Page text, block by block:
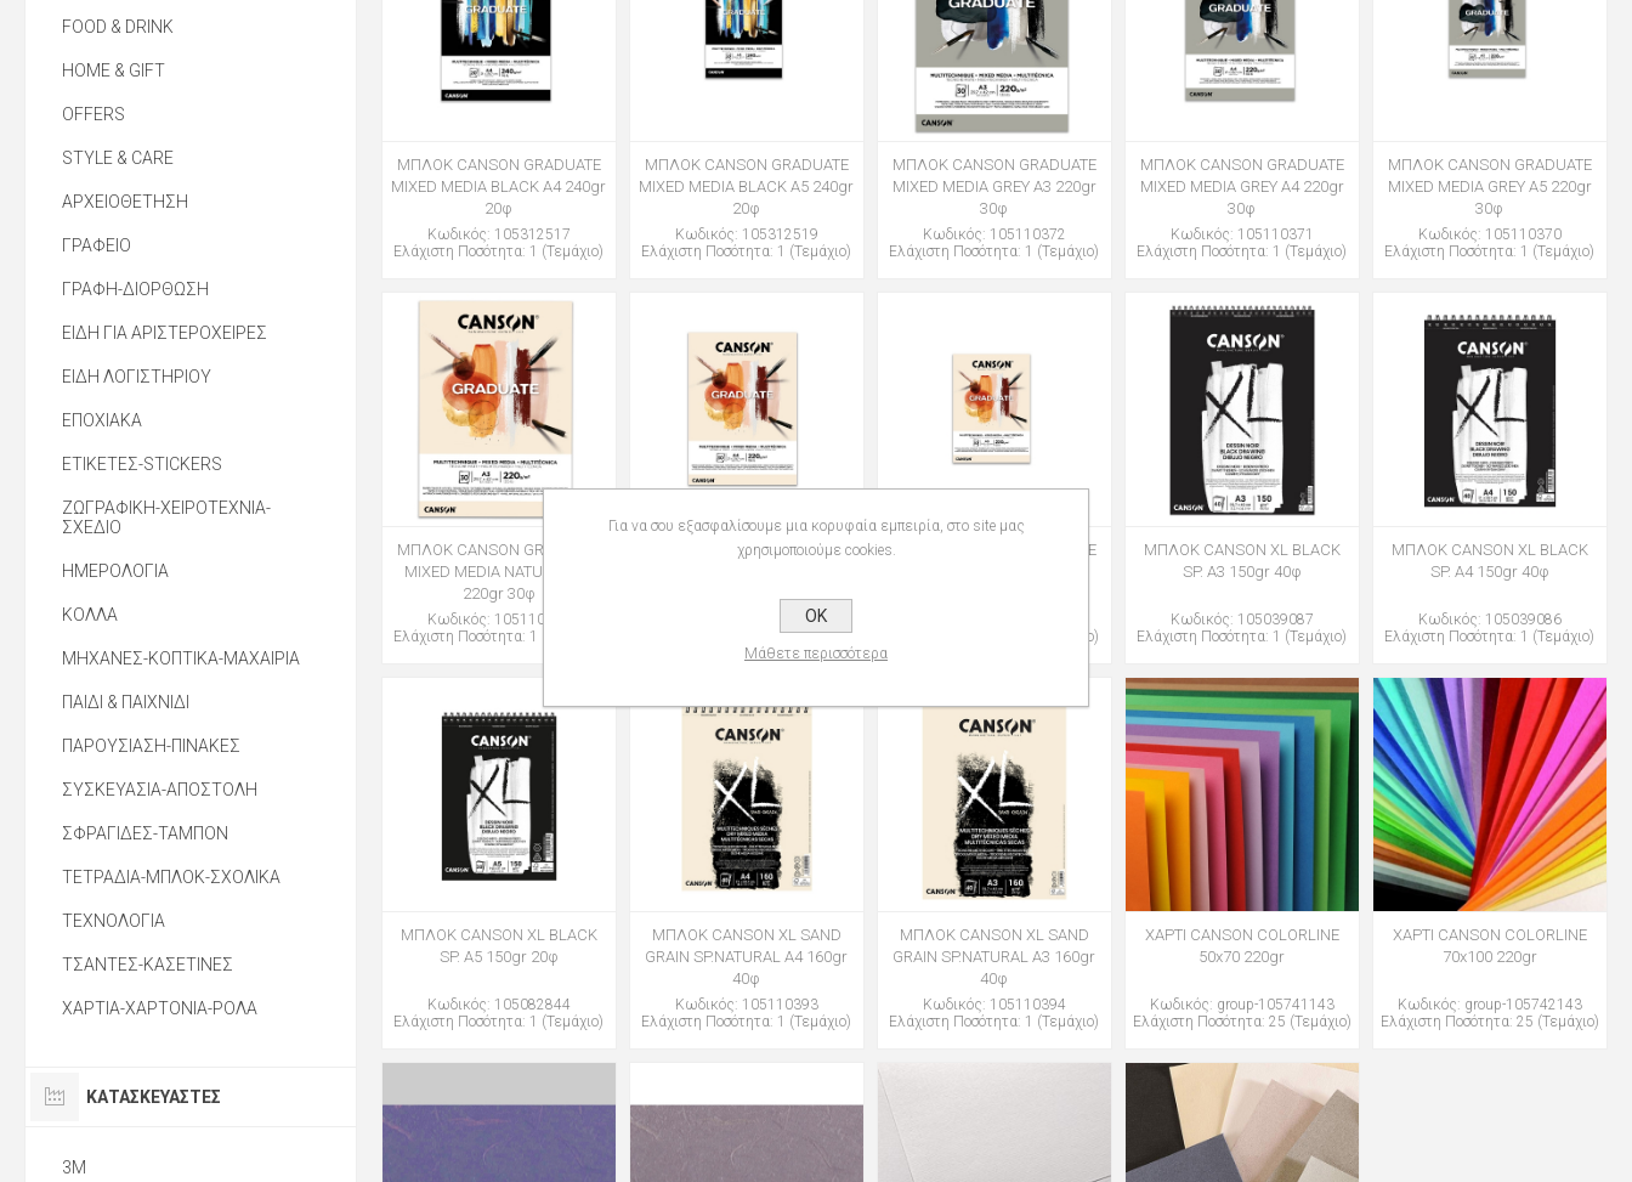
ΜΠΛΟΚ CANSON GRADUATE
MIXED MEDIA BLACK Α4 240gr
20φ
Κωδικός: 105312517
Ελάχιστη Ποσότητα: 1 (Τεμάχιο)
ΜΠΛΟΚ CANSON GRADUATE
MIXED MEDIA BLACK Α5 240gr
20φ
Κωδικός: 105312519
Ελάχιστη Ποσότητα: 1 (Τεμάχιο)
ΜΠΛΟΚ CANSON GRADUATE
MIXED MEDIA GREY Α3 220gr
30φ
Κωδικός: 105110372
Ελάχιστη Ποσότητα: 1 (Τεμάχιο)
ΜΠΛΟΚ CANSON GRADUATE
MIXED MEDIA GREY Α4 220gr
30φ
Κωδικός: 105110371
Ελάχιστη Ποσότητα: 1 (Τεμάχιο)
ΜΠΛΟΚ CANSON GRADUATE
MIXED MEDIA GREY Α5 220gr
30φ
Κωδικός: 105110370
Ελάχιστη Ποσότητα: 1 (Τεμάχιο)
ΜΠΛΟΚ CANSON GRADUATE
MIXED MEDIA NATURAL Α3
220gr 30φ
Κωδικός: 105110369
Ελάχιστη Ποσότητα: 1 (Τεμάχιο)
ΜΠΛΟΚ CANSON GRADUATE
Κωδικός: 105110368
Ελάχιστη Ποσότητα: 1 (Τεμάχιο)
ΜΠΛΟΚ CANSON GRADUATE
Ελάχιστη Ποσότητα: 1 (Τεμάχιο)
ΜΠΛΟΚ CANSON XL BLACK
SP. Α3 150gr 40φ
Κωδικός: 105039087
Ελάχιστη Ποσότητα: 1 (Τεμάχιο)
ΜΠΛΟΚ CANSON XL BLACK
SP. Α4 150gr 40φ
Κωδικός: 105039086
Ελάχιστη Ποσότητα: 1 (Τεμάχιο)
ΜΠΛΟΚ CANSON XL BLACK
SP. Α5 150gr 20φ
Κωδικός: 105082844
Ελάχιστη Ποσότητα: 1 (Τεμάχιο)
ΜΠΛΟΚ CANSON XL SAND
GRAIN SP.NATURAL A4 160gr
40φ
Κωδικός: 105110393
Ελάχιστη Ποσότητα: 1 (Τεμάχιο)
ΜΠΛΟΚ CANSON XL SAND
GRAIN SP.NATURAL Α3 160gr
40φ
Κωδικός: 105110394
Ελάχιστη Ποσότητα: 1 (Τεμάχιο)
ΧΑΡΤΙ CANSON COLORLINE
50x70 220gr
Κωδικός: group-105741143
Ελάχιστη Ποσότητα: 25 (Τεμάχιο)
ΧΑΡΤΙ CANSON COLORLINE
70x100 220gr
Κωδικός: group-105742143
Ελάχιστη Ποσότητα: 25 (Τεμάχιο)
FOOD & DRINK
HOME & GIFT
OFFERS
STYLE & CARE
ΑΡΧΕΙΟΘΕΤΗΣΗ
ΓΡΑΦΕΙΟ
ΓΡΑΦΗ-ΔΙΟΡΘΩΣΗ
ΕΙΔΗ ΓΙΑ ΑΡΙΣΤΕΡΟΧΕΙΡΕΣ
ΕΙΔΗ ΛΟΓΙΣΤΗΡΙΟΥ
ΕΠΟΧΙΑΚΑ
ΕΤΙΚΕΤΕΣ-STICKERS
ΖΩΓΡΑΦΙΚΗ-ΧΕΙΡΟΤΕΧΝΙΑ-
ΣΧΕΔΙΟ
ΗΜΕΡΟΛΟΓΙΑ
ΚΟΛΛΑ
ΜΗΧΑΝΕΣ-ΚΟΠΤΙΚΑ-ΜΑΧΑΙΡΙΑ
ΠΑΙΔΙ & ΠΑΙΧΝΙΔΙ
ΠΑΡΟΥΣΙΑΣΗ-ΠΙΝΑΚΕΣ
ΣΥΣΚΕΥΑΣΙΑ-ΑΠΟΣΤΟΛΗ
ΣΦΡΑΓΙΔΕΣ-ΤΑΜΠΟΝ
ΤΕΤΡΑΔΙΑ-ΜΠΛΟΚ-ΣΧΟΛΙΚΑ
ΤΕΧΝΟΛΟΓΙΑ
ΤΣΑΝΤΕΣ-ΚΑΣΕΤΙΝΕΣ
ΧΑΡΤΙΑ-ΧΑΡΤΟΝΙΑ-ΡΟΛΑ
ΚΑΤΑΣΚΕΥΑΣΤΈΣ
3M
Για να σου εξασφαλίσουμε μια κορυφαία εμπειρία, στο site μας
χρησιμοποιούμε cookies.
OK
Μάθετε περισσότερα